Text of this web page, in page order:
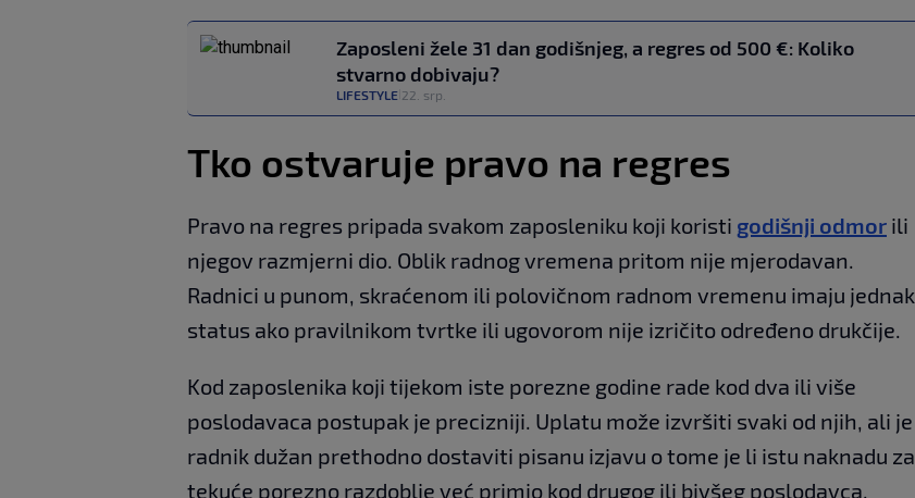
Zaposleni žele 31 dan godišnjeg, a regres od 500 €: Koliko
stvarno dobivaju?
LIFESTYLE 22. srp.
Tko ostvaruje pravo na regres
Pravo na regres pripada svakom zaposleniku koji koristi godišnji odmor ili
njegov razmjerni dio. Oblik radnog vremena pritom nije mjerodavan.
Radnici u punom, skraćenom ili polovičnom radnom vremenu imaju jednak
status ako pravilnikom tvrtke ili ugovorom nije izričito određeno drukčije.
Kod zaposlenika koji tijekom iste porezne godine rade kod dva ili više
poslodavaca postupak je precizniji. Uplatu može izvršiti svaki od njih, ali je
radnik dužan prethodno dostaviti pisanu izjavu o tome je li istu naknadu za
tekuće porezno razdoblje već primio kod drugog ili bivšeg poslodavca.